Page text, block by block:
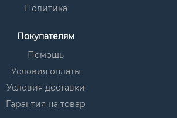
Политика
Покупателям
Помощь
Условия оплаты
Условия доставки
Гарантия на товар